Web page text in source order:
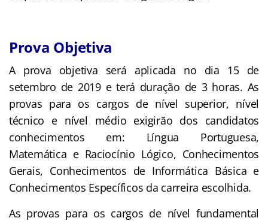
Prova Objetiva
A prova objetiva será aplicada no dia 15 de
setembro de 2019 e terá duração de 3 horas. As
provas para os cargos de nível superior, nível
técnico e nível médio exigirão dos candidatos
conhecimentos em: Língua Portuguesa,
Matemática e Raciocínio Lógico, Conhecimentos
Gerais, Conhecimentos de Informática Básica e
Conhecimentos Específicos da carreira escolhida.
As provas para os cargos de nível fundamental